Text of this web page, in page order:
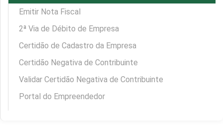
Emitir Nota Fiscal
2ª Via de Débito de Empresa
Certidão de Cadastro da Empresa
Certidão Negativa de Contribuinte
Validar Certidão Negativa de Contribuinte
Portal do Empreendedor